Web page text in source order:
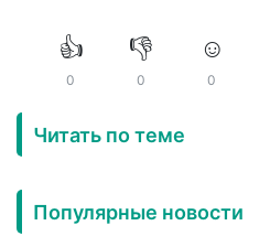
👍
0
👎
0
☺️
0
Читать по теме
Популярные новости